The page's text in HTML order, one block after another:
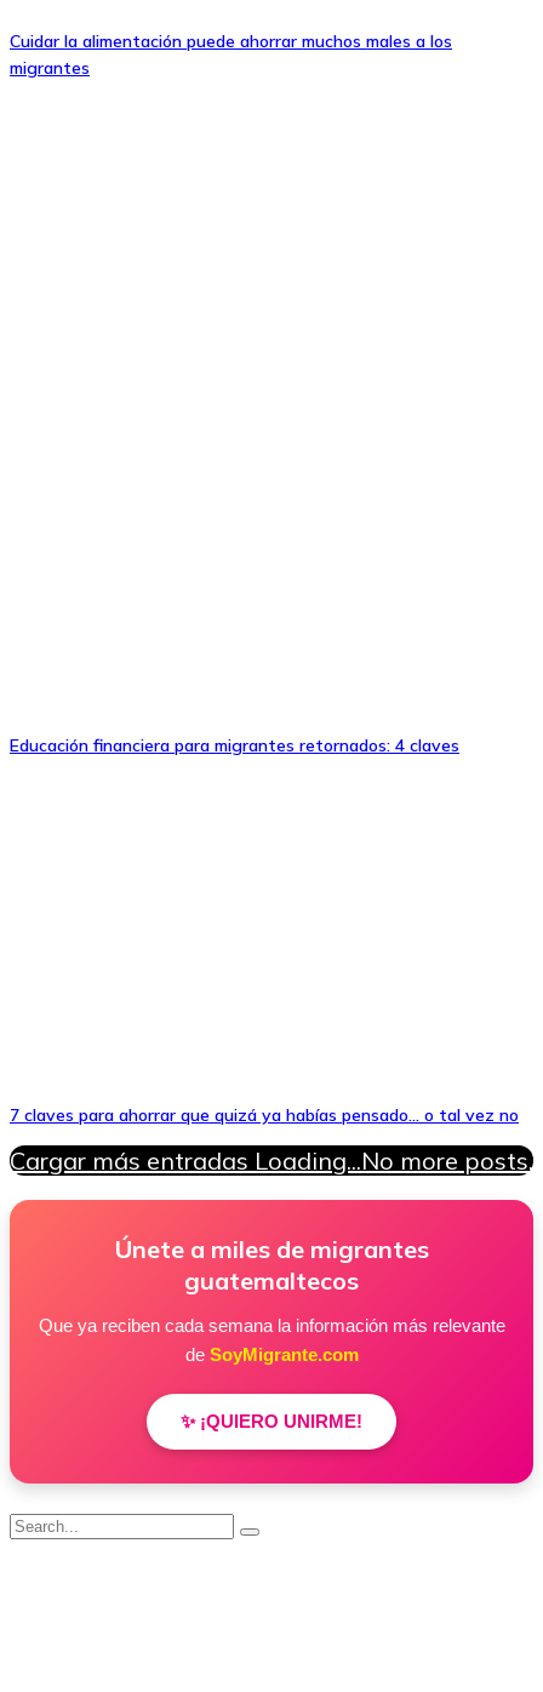
Cuidar la alimentación puede ahorrar muchos males a los
migrantes
Educación financiera para migrantes retornados: 4 claves
7 claves para ahorrar que quizá ya habías pensado… o tal vez no
Cargar más entradas Loading...No more posts.
Únete a miles de migrantes
guatemaltecos
Que ya reciben cada semana la información más relevante
de SoyMigrante.com
✨ ¡QUIERO UNIRME!